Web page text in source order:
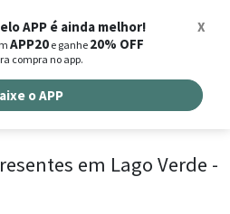
APP é ainda melhor!
APP20 e ganhe 20% OFF
compra no app.
X
o APP
em Lago Verde -